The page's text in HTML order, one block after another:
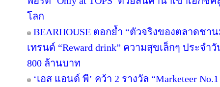
โลก
BEARHOUSE ตอกย้ำ “ตัวจริงของตลาดชา
เทรนด์ “Reward drink” ความสุขเล็กๆ ประจำ
800 ล้านบาท
‘เอส แอนด์ พี’ คว้า 2 รางวัล “Marketeer